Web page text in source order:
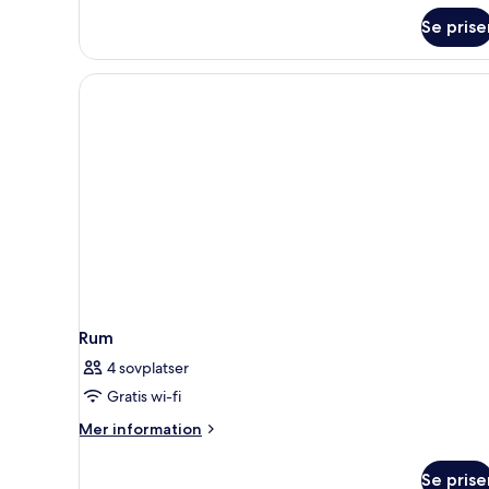
dubbelrum
balkong
Se
Rum
4 sovplatser
Gratis wi-fi
Mer information
Mer
Se